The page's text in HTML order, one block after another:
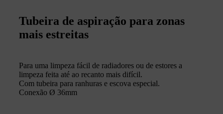
Tubeira de aspiração para zonas
mais estreitas
Para uma limpeza fácil de radiadores ou de estores a
limpeza feita até ao recanto mais difícil.
Com tubeira para ranhuras e escova especial.
Conexão Ø 36mm